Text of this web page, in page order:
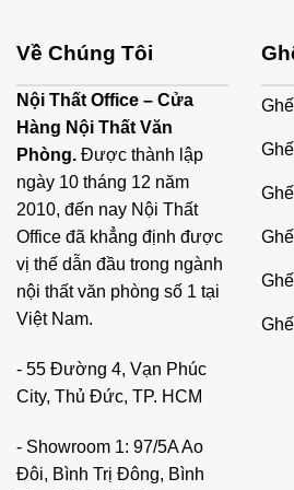
Cao Cấp Tại Nội Thất Office
khám phá.
Tại sao một chiếc ghế
là một khoản đầu tư, không
Bạn có thể ngần ngại khi nhìn vào
ghế làm việc công thái học cao cấp
thật sự đáng tiền?". Hãy thử nghĩ
tiền cho một chiếc điện thoại thông
vụ công việc, một đôi giày chạy bộ
Vậy tại sao lại đắn đo với một
đến sức khỏe xương sống và năng
mỗi ngày?
Về Chúng Tôi
Nội Thất Office – Cửa
Hàng Nội Thất Văn
Phòng. Được thành lập
ngày 10 tháng 12 năm
2010, đến nay Nội Thất
Office đã khẳng định được
vị thế dẫn đầu trong ngành
nội thất văn phòng số 1 tại
Việt Nam.
- 55 Đường 4, Vạn Phúc
City, Thủ Đức, TP. HCM
- Showroom 1: 97/5A Ao
Đôi, Bình Trị Đông, Bình